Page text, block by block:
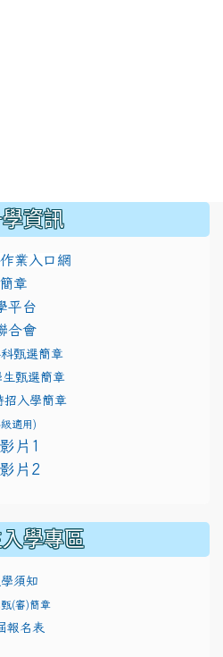
資訊
業入口網
modules/
章
平台
合會
甄選簡章
甄選簡章
招入學簡章
適用)
presentation/d/
片1
presentation/d/
片2
學專區
須知
甄(審)簡章
報名表